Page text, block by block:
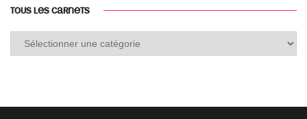
TOUS LES CARNETS